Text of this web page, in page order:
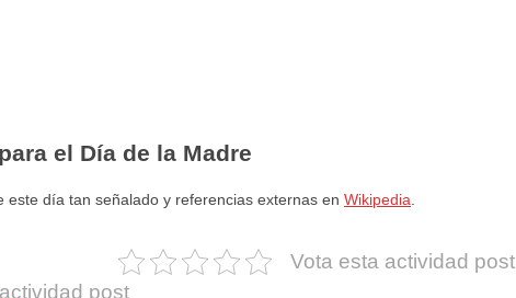
el Día de la Madre
este día tan señalado y referencias externas en Wikipedia.
Vota esta actividad post
post